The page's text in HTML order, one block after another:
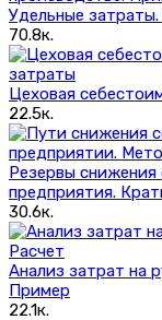
Удельные
70.8к.
Цеховая
22.5к.
Резервы
предприятия.
30.6к.
Анализ затрат на
Пример
22.1к.